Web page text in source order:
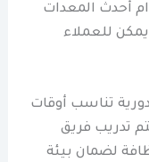
أحدث المعدات
يمكن للعملاء
تناسب أوقات
تدريب فريق
لضمان بيئة